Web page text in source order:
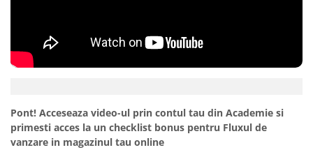
Pont! Acceseaza video-ul prin contul tau din Academie si
primesti acces la un checklist bonus pentru Fluxul de
vanzare in magazinul tau online